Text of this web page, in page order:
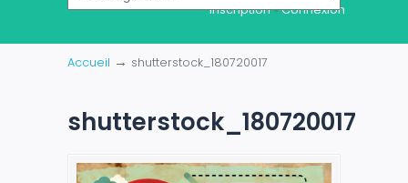
Inscription-Connexion
Accueil → shutterstock_180720017
shutterstock_180720017